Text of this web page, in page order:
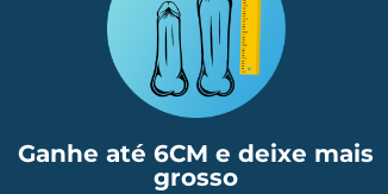
Ganhe até 6CM e deixe mais
grosso